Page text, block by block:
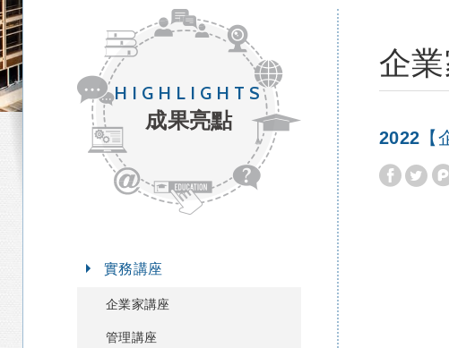
HIGHLIGHTS
成果亮點
實務講座
企業家講座
管理講座
企
2022【